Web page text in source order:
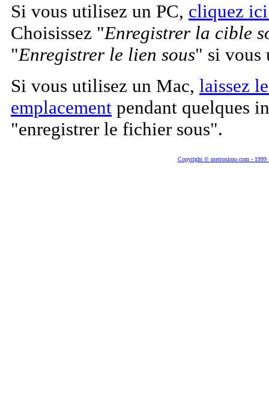
Si vous utilisez un PC, cliquez
Choisissez "Enregistrer la cible
"Enregistrer le lien sous" si vous
Si vous utilisez un Mac, laissez
emplacement pendant quelques
"enregistrer le fichier sous".
Copyright © metronimo.com - 1999